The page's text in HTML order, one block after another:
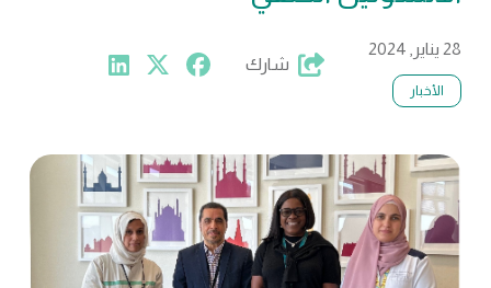
28 يناير, 2024
الأخبار
شارك